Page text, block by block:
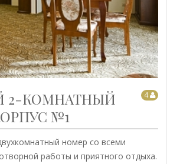
4
2-КОМНАТНЫЙ
№1
номер со всеми
работы и приятного отдыха.